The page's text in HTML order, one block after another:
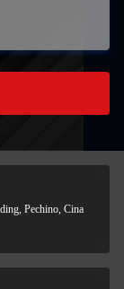
Pechino, Cina